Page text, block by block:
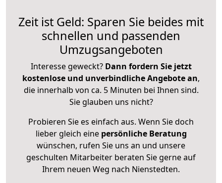
Zeit ist Geld: Sparen Sie beides mit
schnellen und passenden
Umzugsangeboten
Interesse geweckt? Dann fordern Sie jetzt
kostenlose und unverbindliche Angebote an,
die innerhalb von ca. 5 Minuten bei Ihnen sind.
Sie glauben uns nicht?
Probieren Sie es einfach aus. Wenn Sie doch
lieber gleich eine persönliche Beratung
wünschen, rufen Sie uns an und unsere
geschulten Mitarbeiter beraten Sie gerne auf
Ihrem neuen Weg nach Nienstedten.